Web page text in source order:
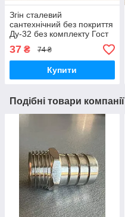
Згін сталевий
сантехнічний без покриття
Ду-32 без комплекту Гост
8969-75 фітинг сталевий
37 ₴ 74 ₴
Купити
Подібні товари компанії